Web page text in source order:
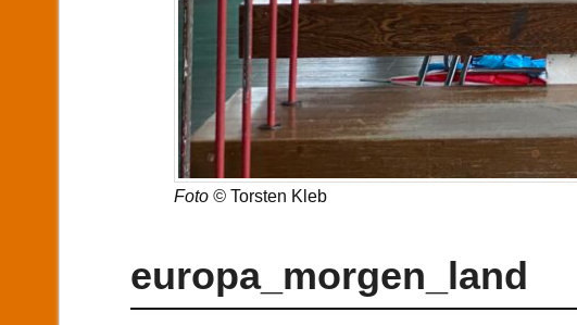
Foto © Torsten Kleb
europa_morgen_land